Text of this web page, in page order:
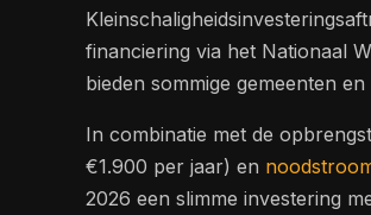
financiering via het Nationaal
bieden sommige gemeenten
In combinatie met de
€1.900 per jaar) en
2026 een slimme investering